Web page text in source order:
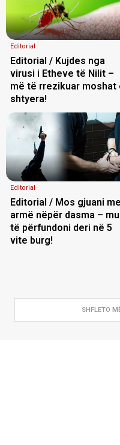
Editorial
Editorial / Kujdes nga
virusi i Etheve të Nilit –
më të rrezikuar moshat
shtyera!
Editorial
Editorial / Mos gjuani me
armë nëpër dasma –
të përfundoni deri në 5
vite burg!
SHFLETO